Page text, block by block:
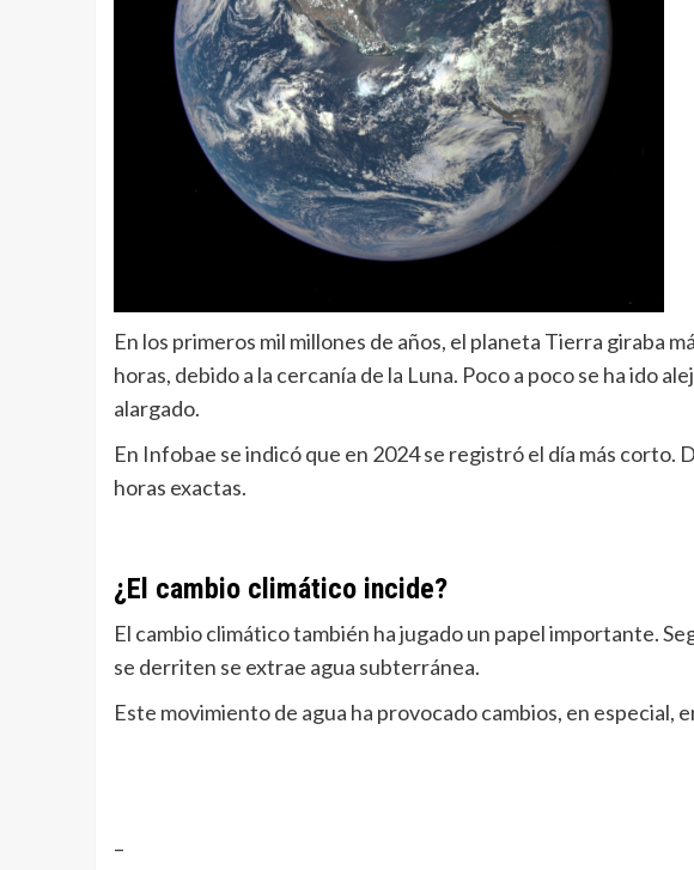
En los primeros mil millones de años, el planeta Tierra giraba
horas, debido a la cercanía de la Luna. Poco a poco se ha ido
alargado.
En Infobae se indicó que en 2024 se registró el día más corto.
horas exactas.
¿El cambio climático incide?
El cambio climático también ha jugado un papel importante.
se derriten se extrae agua subterránea.
Este movimiento de agua ha provocado cambios, en especial,
–